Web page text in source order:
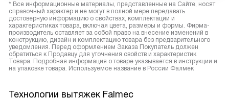
* Все информационные материалы, представленные на Сайте, носят
справочный характер и не могут в полной мере передавать
достоверную информацию о свойствах, комплектации и
характеристиках товара, включая цвета, размеры и формы. Фирма-
производитель оставляет за собой право на внесение изменений в
конструкцию, дизайн и комплектацию товара без предварительного
уведомления. Перед оформлением Заказа Покупатель должен
обратиться к Продавцу для уточнения свойств и характеристик
Товара. Подробная информация о товаре указывается в инструкции и
на упаковке товара. Используемое название в России Фалмек
Технологии вытяжек Falmec